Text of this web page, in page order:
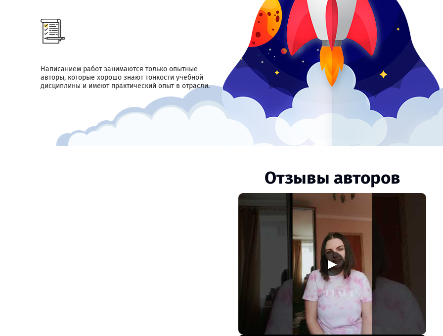
Написанием работ занимаются только опытные
авторы, которые хорошо знают тонкости учебной
дисциплины и имеют практический опыт в отрасли.
Отзывы авторов
▶